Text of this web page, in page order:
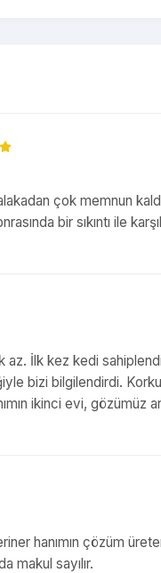
çok memnun
bir sıkıntı ile
az. İlk kez kedi
bizi bilgilendirdi.
ikinci evi, gözümüz
hanımın çözüm
makul sayılır.